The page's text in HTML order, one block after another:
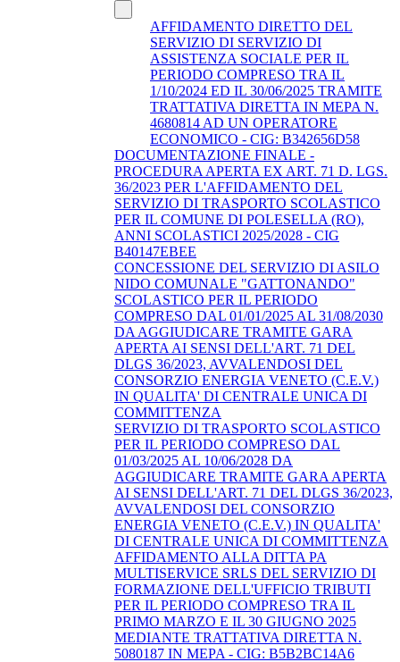
AFFIDAMENTO DIRETTO DEL
SERVIZIO DI SERVIZIO DI
ASSISTENZA SOCIALE PER IL
PERIODO COMPRESO TRA IL
1/10/2024 ED IL 30/06/2025 TRAMITE
TRATTATIVA DIRETTA IN MEPA N.
4680814 AD UN OPERATORE
ECONOMICO - CIG: B342656D58
DOCUMENTAZIONE FINALE -
PROCEDURA APERTA EX ART. 71 D. LGS.
36/2023 PER L'AFFIDAMENTO DEL
SERVIZIO DI TRASPORTO SCOLASTICO
PER IL COMUNE DI POLESELLA (RO),
ANNI SCOLASTICI 2025/2028 - CIG
B40147EBEE
CONCESSIONE DEL SERVIZIO DI ASILO
NIDO COMUNALE "GATTONANDO"
SCOLASTICO PER IL PERIODO
COMPRESO DAL 01/01/2025 AL 31/08/2030
DA AGGIUDICARE TRAMITE GARA
APERTA AI SENSI DELL'ART. 71 DEL
DLGS 36/2023, AVVALENDOSI DEL
CONSORZIO ENERGIA VENETO (C.E.V.)
IN QUALITA' DI CENTRALE UNICA DI
COMMITTENZA
SERVIZIO DI TRASPORTO SCOLASTICO
PER IL PERIODO COMPRESO DAL
01/03/2025 AL 10/06/2028 DA
AGGIUDICARE TRAMITE GARA APERTA
AI SENSI DELL'ART. 71 DEL DLGS 36/2023,
AVVALENDOSI DEL CONSORZIO
ENERGIA VENETO (C.E.V.) IN QUALITA'
DI CENTRALE UNICA DI COMMITTENZA
AFFIDAMENTO ALLA DITTA PA
MULTISERVICE SRLS DEL SERVIZIO DI
FORMAZIONE DELL'UFFICIO TRIBUTI
PER IL PERIODO COMPRESO TRA IL
PRIMO MARZO E IL 30 GIUGNO 2025
MEDIANTE TRATTATIVA DIRETTA N.
5080187 IN MEPA - CIG: B5B2BC14A6